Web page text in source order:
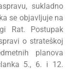
sukladno
se objavljuje na
Rat. Postupak
o strateškoj
planova
5., 6. i 12.